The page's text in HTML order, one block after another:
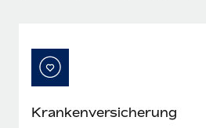
Kranken­versicherung